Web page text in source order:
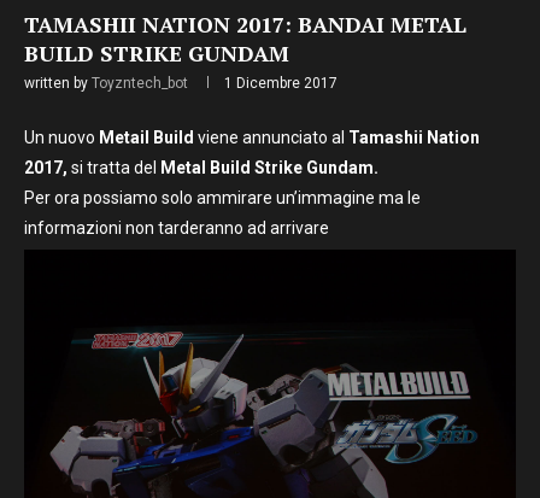
TAMASHII NATION 2017: BANDAI METAL
BUILD STRIKE GUNDAM
written by Toyzntech_bot 1 Dicembre 2017
Un nuovo Metail Build viene annunciato al Tamashii Nation
2017, si tratta del
Metal Build Strike Gundam.
Per ora possiamo solo ammirare un’immagine ma le
informazioni non tarderanno ad arrivare